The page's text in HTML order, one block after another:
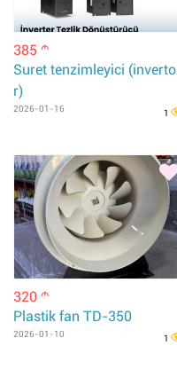
385 m
Suret tenzimleyici (inverto
r)
2026-01-16 1
320 m
Plastik fan TD-350
2026-01-10 1